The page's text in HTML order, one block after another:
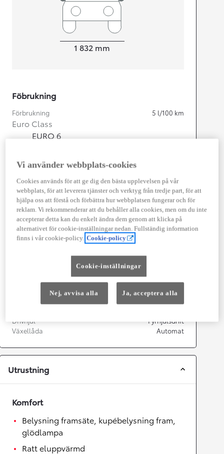
1 832 mm
Föbrukning
Förbrukning 5 l/100 km
Euro Class
EURO 6
Motor
Cylindrar
4
Kapacitet
1 987 cc
Effekt
145 kw (197 hk)
Växellåda
Drivhjul
Fyrhjulsdrift
Växellåda
Automat
Utrustning
Komfort
Belysning framsäte, kupébelysning fram,
glödlampa
Ratt eluppvärmd
Vi använder webbplats-cookies
Cookies används för att ge dig den bästa upplevelsen på vår
webbplats, för att leverera tjänster och verktyg från tredje part, för att
hjälpa oss att förstå och förbättra hur webbplatsen fungerar och för
reklam. Vi rekommenderar att du behåller alla cookies, men om du inte
accepterar detta kan du enkelt ändra dem genom att klicka på
alternativet för cookie-inställningar nedan. Fullständig information
finns i vår cookie-policy. Cookie-policy
Cookie-inställningar
Nej, avvisa alla Ja, acceptera alla